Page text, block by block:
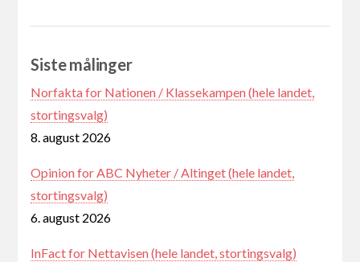
Siste målinger
Norfakta for Nationen / Klassekampen (hele landet,
stortingsvalg)
8. august 2026
Opinion for ABC Nyheter / Altinget (hele landet,
stortingsvalg)
6. august 2026
InFact for Nettavisen (hele landet, stortingsvalg)